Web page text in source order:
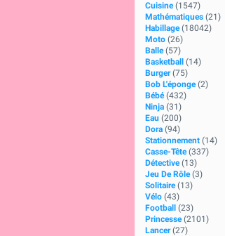
Cuisine (1547)
Mathématiques (21)
Habillage (18042)
Moto (26)
Balle (57)
Basketball
(14)
Burger (75)
Bob L'éponge (2)
Bébé (432)
Ninja (31)
Eau (200)
Dora (94)
Stationnement (14)
Casse-Tête (337)
Détective (13)
Jeu De Rôle (3)
Solitaire (13)
Vélo (43)
Football
(23)
Princesse (2101)
Lancer (27)